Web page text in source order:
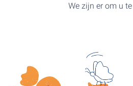
We zijn er om u